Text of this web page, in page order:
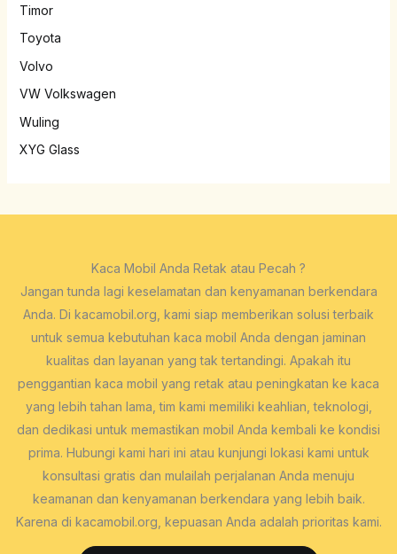
Timor
Toyota
Volvo
VW Volkswagen
Wuling
XYG Glass
Kaca Mobil Anda Retak atau Pecah ?
Jangan tunda lagi keselamatan dan kenyamanan berkendara
Anda. Di kacamobil.org, kami siap memberikan solusi terbaik
untuk semua kebutuhan kaca mobil Anda dengan jaminan
kualitas dan layanan yang tak tertandingi. Apakah itu
penggantian kaca mobil yang retak atau peningkatan ke kaca
yang lebih tahan lama, tim kami memiliki keahlian, teknologi,
dan dedikasi untuk memastikan mobil Anda kembali ke kondisi
prima. Hubungi kami hari ini atau kunjungi lokasi kami untuk
konsultasi gratis dan mulailah perjalanan Anda menuju
keamanan dan kenyamanan berkendara yang lebih baik.
Karena di kacamobil.org, kepuasan Anda adalah prioritas kami.